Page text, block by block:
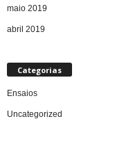
maio 2019
abril 2019
Categorias
Ensaios
Uncategorized